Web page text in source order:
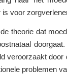
voor
theorie dat
veroorzaakt
problemen